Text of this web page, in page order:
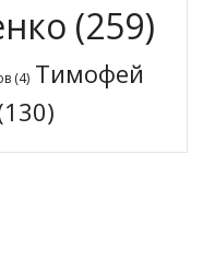
(259)
(4) Тимофей